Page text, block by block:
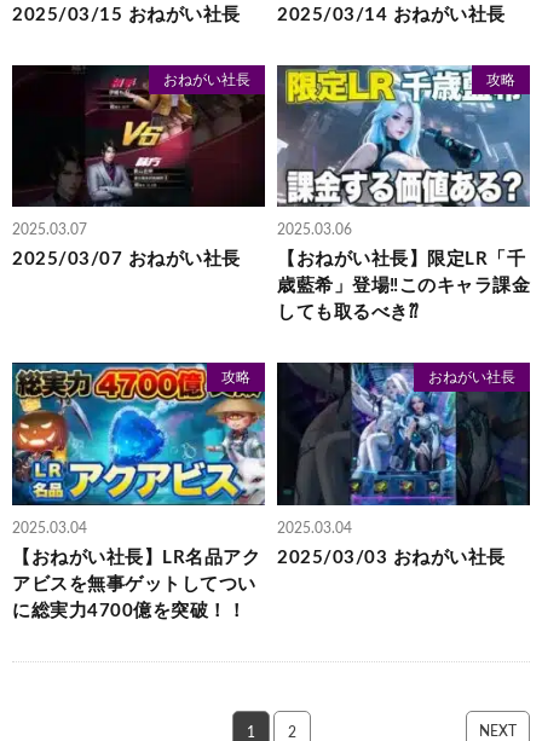
2025/03/15 おねがい社長 2025/03/14 おねがい社長
おねがい社長
2025.03.07
2025/03/07 おねがい社長
攻略
2025.03.06
【おねがい社長】限定LR「千
歳藍希」登場‼︎このキャラ課金
しても取るべき⁇
攻略
2025.03.04
【おねがい社長】LR名品アク
アビスを無事ゲットしてつい
に総実力4700億を突破！！
おねがい社長
2025.03.04
2025/03/03 おねがい社長
1 2 NEXT